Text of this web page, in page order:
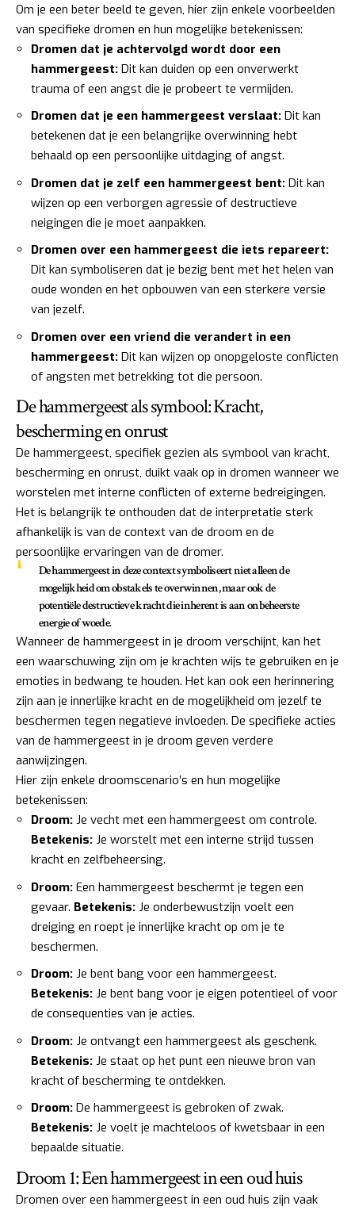
Om je een beter beeld te geven, hier zijn enkele voorbeelden
van specifieke dromen en hun mogelijke betekenissen:
Dromen dat je achtervolgd wordt door een
hammergeest: Dit kan duiden op een onverwerkt
trauma of een angst die je probeert te vermijden.
Dromen dat je een hammergeest verslaat: Dit kan
betekenen dat je een belangrijke overwinning hebt
behaald op een persoonlijke uitdaging of angst.
Dromen dat je zelf een hammergeest bent: Dit kan
wijzen op een verborgen agressie of destructieve
neigingen die je moet aanpakken.
Dromen over een hammergeest die iets repareert:
Dit kan symboliseren dat je bezig bent met het helen van
oude wonden en het opbouwen van een sterkere versie
van jezelf.
Dromen over een vriend die verandert in een
hammergeest: Dit kan wijzen op onopgeloste conflicten
of angsten met betrekking tot die persoon.
De hammergeest als symbool: Kracht,
bescherming en onrust
De hammergeest, specifiek gezien als symbool van kracht,
bescherming en onrust, duikt vaak op in dromen wanneer we
worstelen met interne conflicten of externe bedreigingen.
Het is belangrijk te onthouden dat de interpretatie sterk
afhankelijk is van de context van de droom en de
persoonlijke ervaringen van de dromer.
De hammergeest in deze context symboliseert niet alleen de
mogelijkheid om obstakels te overwinnen, maar ook de
potentiële destructieve kracht die inherent is aan onbeheerste
energie of woede.
Wanneer de hammergeest in je droom verschijnt, kan het
een waarschuwing zijn om je krachten wijs te gebruiken en je
emoties in bedwang te houden. Het kan ook een herinnering
zijn aan je innerlijke kracht en de mogelijkheid om jezelf te
beschermen tegen negatieve invloeden. De specifieke acties
van de hammergeest in je droom geven verdere
aanwijzingen.
Hier zijn enkele droomscenario’s en hun mogelijke
betekenissen:
Droom: Je vecht met een hammergeest om controle.
Betekenis: Je worstelt met een interne strijd tussen
kracht en zelfbeheersing.
Droom: Een hammergeest beschermt je tegen een
gevaar. Betekenis: Je onderbewustzijn voelt een
dreiging en roept je innerlijke kracht op om je te
beschermen.
Droom: Je bent bang voor een hammergeest.
Betekenis: Je bent bang voor je eigen potentieel of voor
de consequenties van je acties.
Droom: Je ontvangt een hammergeest als geschenk.
Betekenis: Je staat op het punt een nieuwe bron van
kracht of bescherming te ontdekken.
Droom: De hammergeest is gebroken of zwak.
Betekenis: Je voelt je machteloos of kwetsbaar in een
bepaalde situatie.
Droom 1: Een hammergeest in een oud huis
Dromen over een hammergeest in een oud huis zijn vaak